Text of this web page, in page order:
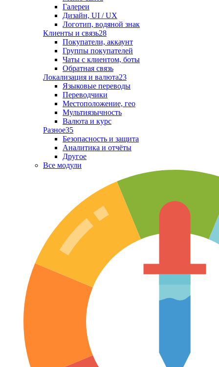
Галереи
Дизайн, UI / UX
Логотип, водяной знак
Клиенты и связь28
Покупатели, аккаунт
Группы покупателей
Чаты с клиентом, боты
Обратная связь
Локализация и валюта23
Языковые переводы
Переводчики
Местоположение, гео
Мультиязычность
Валюта и курс
Разное35
Безопасность и защита
Аналитика и отчёты
Другое
Все модули